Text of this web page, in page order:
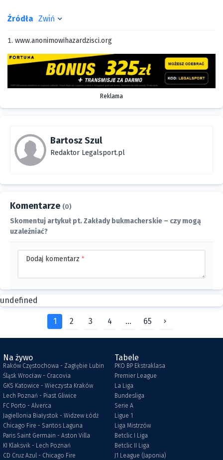
Źródła Zwiń
www.anonimowihazardzisci.org
Reklama
Bartosz Szul
Redaktor Legalsport.pl
Komentarze (0)
Skomentuj artykuł pt. Zakłady bukmacherskie – czy mogą
uzależniać?
Dodaj komentarz *
undefined
1 2 3 4 ... 65
Na żywo
Raków Częstochowa - Zagłębie Lubin
Śląsk Wrocław - Cracovia
GKS Katowice - Wieczysta Kraków
Lech Poznań - Piast Gliwice
FC Porto - Alverca
Jagiellonia Białystok - Widzew Łódź
Chicago Fire - Santos Laguna
Paris Saint Germain - Aston Villa
KI Klaksvik - Lech Poznań
CD Cruz Azul - Chicago Fire
Tabele
PKO BP Ekstraklasa
Premier League
La Liga
Bundesliga
Serie A
Ligue 1
Liga Mistrzów
Betclic I Liga
Betclic II Liga
J1 League (Japonia)